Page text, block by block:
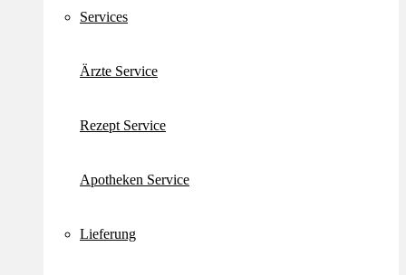
Services
Ärzte Service
Rezept Service
Apotheken Service
Lieferung